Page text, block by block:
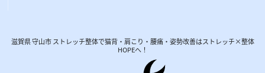
滋賀県 守山市 ストレッチ整体で猫背・肩こり・腰痛・姿勢改善はストレッチ×整体
HOPEへ！